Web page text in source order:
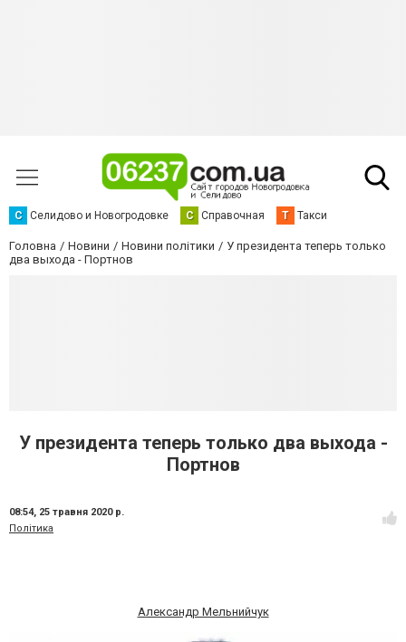
С Селидово и Новогродовке С Справочная Т Такси
Головна Новини Новини політики
У президента теперь только
два выхода - Портнов
У президента теперь только два выхода -
Портнов
08:54, 25 травня 2020 р.
Політика
Александр Мельнийчук